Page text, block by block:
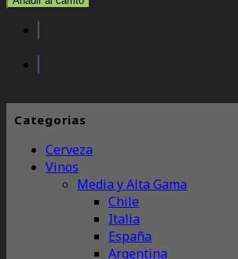
Categorias
Cerveza
Vinos
Media y Alta Gama
Chile
Italia
España
Argentina